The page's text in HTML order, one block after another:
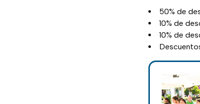
50% de
10% de
10% de